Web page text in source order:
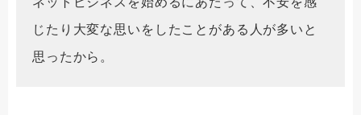
じたり大変な思いをしたことがある人が多いと
思ったから。